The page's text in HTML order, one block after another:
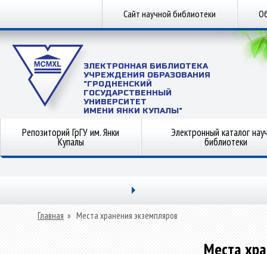
Сайт научной библиотеки
ЭЛЕКТРОННАЯ БИБЛИОТЕКА
УЧРЕЖДЕНИЯ ОБРАЗОВАНИЯ
"ГРОДНЕНСКИЙ
ГОСУДАРСТВЕННЫЙ
УНИВЕРСИТЕТ
ИМЕНИ ЯНКИ КУПАЛЫ"
Репозиторий ГрГУ им. Янки
Купалы
Электронный каталог
библиотеки
Главная » Места хранения экземпляров
Места